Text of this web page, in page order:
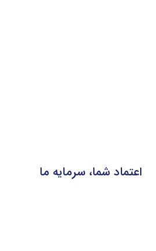
اعتماد شما، سرمایه ما